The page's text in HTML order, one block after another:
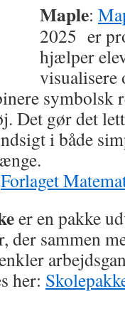
Maple:
2025 er
hjælper
visualisere
symbolsk
gør det
i både
Forlaget
er en pakke
der sammen
her: